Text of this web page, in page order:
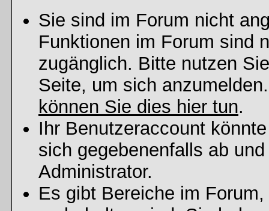
Sie sind im Forum nicht
Funktionen im Forum sind
zugänglich. Bitte nutzen
Seite, um sich
können Sie dies hier tun.
Ihr Benutzeraccount
sich gegebenenfalls ab
Administrator.
Es gibt Bereiche im